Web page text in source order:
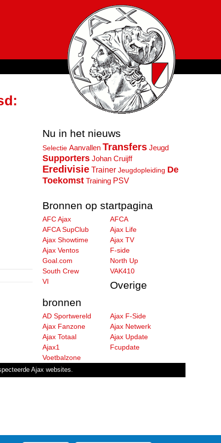
Nu in het nieuws
Selectie Aanvallen Transfers Jeugd
Supporters Johan Cruijff
Eredivisie Trainer Jeugdopleiding De
Toekomst Training PSV
Bronnen op startpagina
AFC Ajax
AFCA
AFCA SupClub
Ajax Life
Ajax Showtime
Ajax TV
Ajax Ventos
F-side
Goal.com
North Up
South Crew
VAK410
VI
Overige
bronnen
AD Sportwereld
Ajax F-Side
Ajax Fanzone
Ajax Netwerk
Ajax Totaal
Ajax Update
Ajax1
Fcupdate
Voetbalzone
Ajax websites.